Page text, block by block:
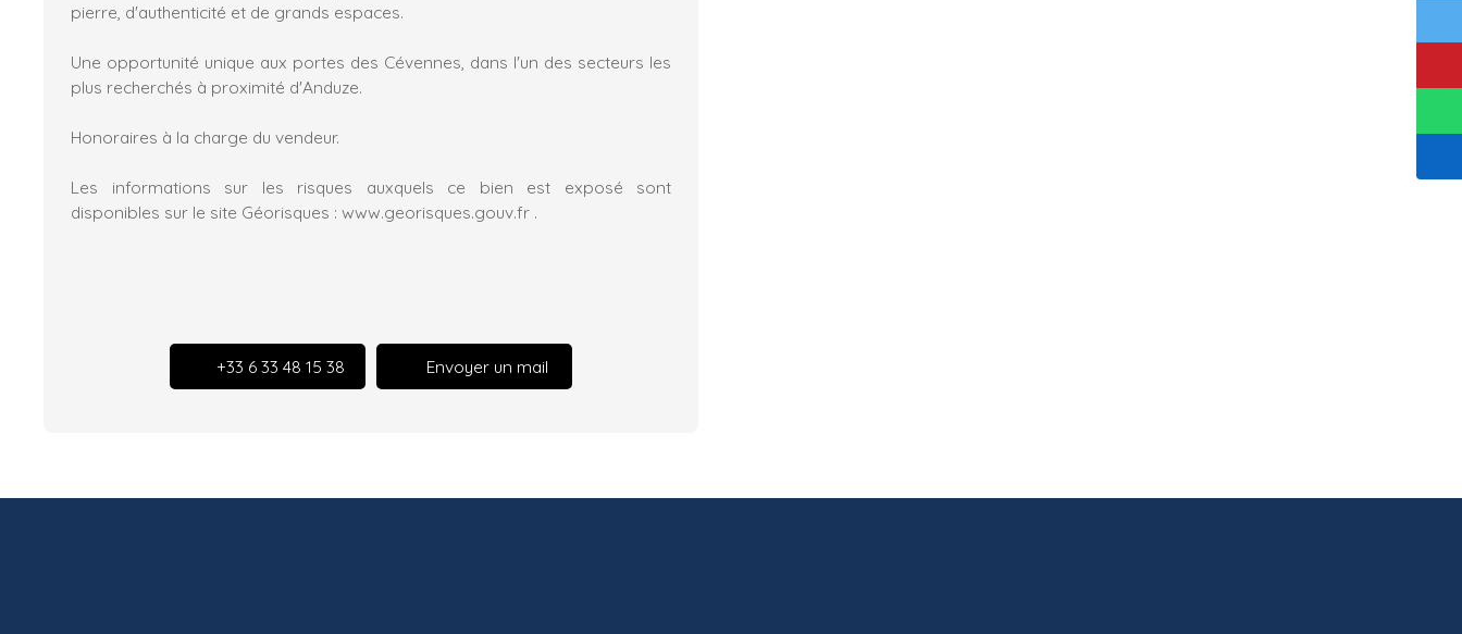
pierre, d'authenticité et de grands espaces.
Une opportunité unique aux portes des Cévennes, dans l'un des secteurs les
plus recherchés à proximité d'Anduze.
Honoraires à la charge du vendeur.
Les informations sur les risques auxquels ce bien est exposé sont
disponibles sur le site Géorisques : www.georisques.gouv.fr .
+33 6 33 48 15 38 Envoyer un mail